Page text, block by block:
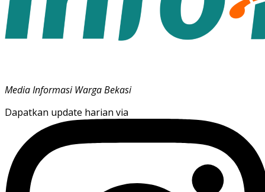
Media Informasi Warga Bekasi
Dapatkan update harian via